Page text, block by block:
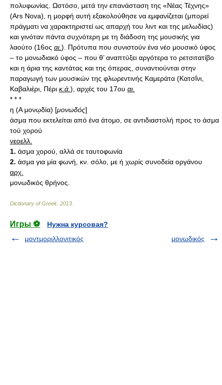
πολυφωνίας. Ωστόσο, μετά την επανάσταση της «Νέας Τέχνης»
(Ars Nova), η μορφή αυτή εξακολούθησε να εμφανίζεται (μπορεί
πράγματι να χαρακτηριστεί ως απαρχή του λιντ και της μελωδίας)
και γινόταν πάντα συχνότερη με τη διάδοση της μουσικής για
λαούτο (16ος αι. ). Πρότυπα που συνιστούν ένα νέο μουσικό ύφος
– το μονωδιακό ύφος – που θ’ αναπτύξει αργότερα το ρετσιτατίβο
και η άρια της καντάτας και της όπερας, συναντιούνται στην
παραγωγή των μουσικών της φλωρεντινής Καμεράτα (Κατσΐνι,
Καβαλιέρι, Πέρι κ.ά. ), αρχές του 17ου αι.
* * *
η (Α μονῳδία) [μονωδός]
άσμα που εκτελείται από ένα άτομο, σε αντιδιαστολή προς το άσμα
τού χορού
νεοελλ.
1. άσμα χορού, αλλά σε ταυτοφωνία
2. άσμα για μία φωνή, κν. σόλο, με ή χωρίς συνοδεία οργάνου
αρχ.
μονωδικός θρήνος.
Dictionary of Greek 2013
Игры ⚽
Нужна курсовая?
μοντμοριλλονιτικός
μονωδικός